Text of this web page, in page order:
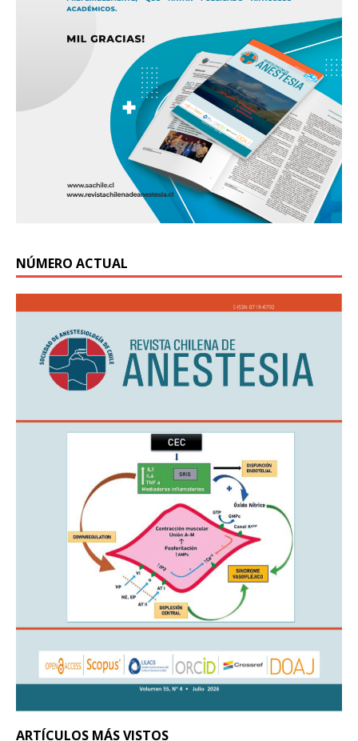
NÚMERO ACTUAL
ARTÍCULOS MÁS VISTOS